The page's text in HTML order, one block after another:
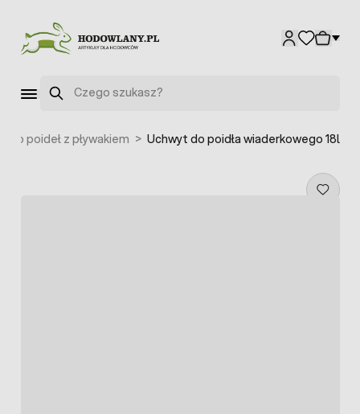
Szukaj
do poideł z pływakiem > Uchwyt do poidła wiaderkowego 18l